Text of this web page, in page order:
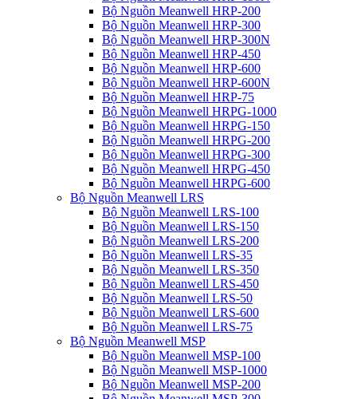
Bộ Nguồn Meanwell HRP-200
Bộ Nguồn Meanwell HRP-300
Bộ Nguồn Meanwell HRP-300N
Bộ Nguồn Meanwell HRP-450
Bộ Nguồn Meanwell HRP-600
Bộ Nguồn Meanwell HRP-600N
Bộ Nguồn Meanwell HRP-75
Bộ Nguồn Meanwell HRPG-1000
Bộ Nguồn Meanwell HRPG-150
Bộ Nguồn Meanwell HRPG-200
Bộ Nguồn Meanwell HRPG-300
Bộ Nguồn Meanwell HRPG-450
Bộ Nguồn Meanwell HRPG-600
Bộ Nguồn Meanwell LRS
Bộ Nguồn Meanwell LRS-100
Bộ Nguồn Meanwell LRS-150
Bộ Nguồn Meanwell LRS-200
Bộ Nguồn Meanwell LRS-35
Bộ Nguồn Meanwell LRS-350
Bộ Nguồn Meanwell LRS-450
Bộ Nguồn Meanwell LRS-50
Bộ Nguồn Meanwell LRS-600
Bộ Nguồn Meanwell LRS-75
Bộ Nguồn Meanwell MSP
Bộ Nguồn Meanwell MSP-100
Bộ Nguồn Meanwell MSP-1000
Bộ Nguồn Meanwell MSP-200